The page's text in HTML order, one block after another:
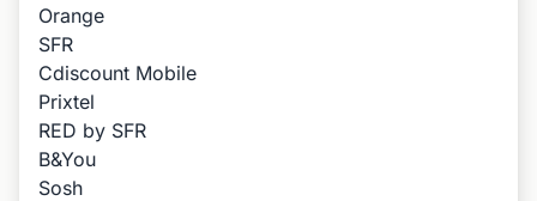
Orange
SFR
Cdiscount Mobile
Prixtel
RED by SFR
B&You
Sosh